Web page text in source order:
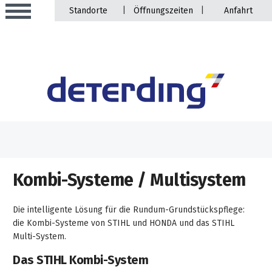
Standorte | Öffnungszeiten | Anfahrt
Angebote
&
Aktionen
Sortiment
Gartentechnik
&
Motorgeräte
Service
Schlosserei
Kombi-Systeme / Multisystem
Die intelligente Lösung für die Rundum-Grundstückspflege:
die Kombi-Systeme von STIHL und HONDA und das STIHL
Multi-System.
Das STIHL Kombi-System